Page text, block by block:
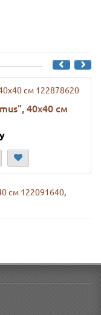
40х40 см
см 122091640,